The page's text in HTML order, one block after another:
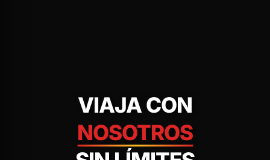
VIAJA CON
NOSOTROS